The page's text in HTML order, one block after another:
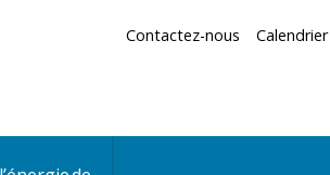
Secondary
Contactez-nous Calendrier